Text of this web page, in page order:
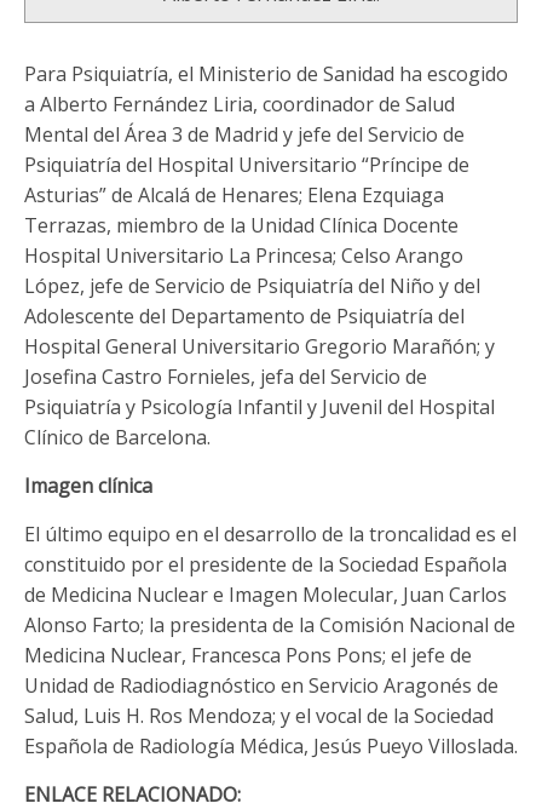
Para Psiquiatría, el Ministerio de Sanidad ha escogido
a Alberto Fernández Liria, coordinador de Salud
Mental del Área 3 de Madrid y jefe del Servicio de
Psiquiatría del Hospital Universitario “Príncipe de
Asturias” de Alcalá de Henares; Elena Ezquiaga
Terrazas, miembro de la Unidad Clínica Docente
Hospital Universitario La Princesa; Celso Arango
López, jefe de Servicio de Psiquiatría del Niño y del
Adolescente del Departamento de Psiquiatría del
Hospital General Universitario Gregorio Marañón; y
Josefina Castro Fornieles, jefa del Servicio de
Psiquiatría y Psicología Infantil y Juvenil del Hospital
Clínico de Barcelona.
Imagen clínica
El último equipo en el desarrollo de la troncalidad es el
constituido por el presidente de la Sociedad Española
de Medicina Nuclear e Imagen Molecular, Juan Carlos
Alonso Farto; la presidenta de la Comisión Nacional de
Medicina Nuclear, Francesca Pons Pons; el jefe de
Unidad de Radiodiagnóstico en Servicio Aragonés de
Salud, Luis H. Ros Mendoza; y el vocal de la Sociedad
Española de Radiología Médica, Jesús Pueyo Villoslada.
ENLACE RELACIONADO: